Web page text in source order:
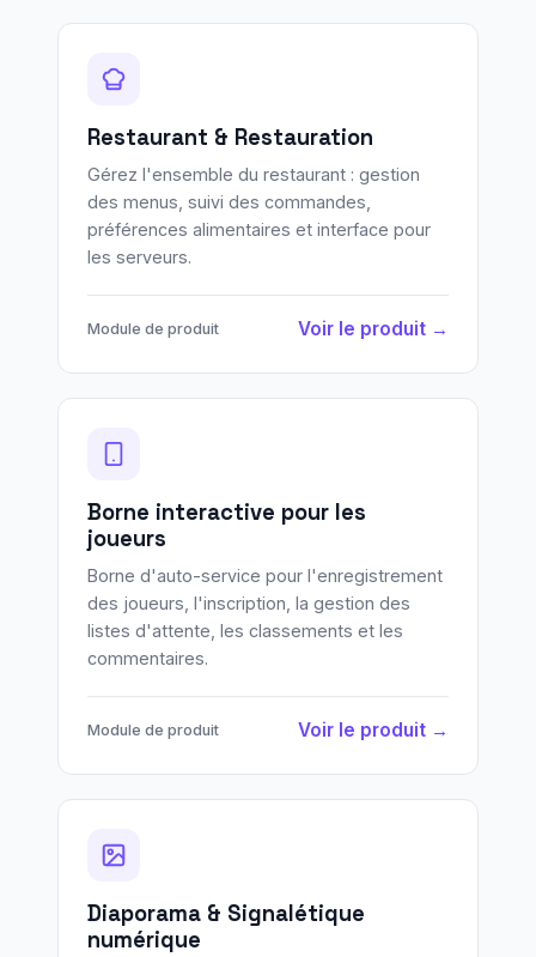
Restaurant & Restauration
Gérez l'ensemble du restaurant : gestion
des menus, suivi des commandes,
préférences alimentaires et interface pour
les serveurs.
Module de produit Voir le produit →
Borne interactive pour les
joueurs
Borne d'auto-service pour l'enregistrement
des joueurs, l'inscription, la gestion des
listes d'attente, les classements et les
commentaires.
Module de produit Voir le produit →
Diaporama & Signalétique
numérique